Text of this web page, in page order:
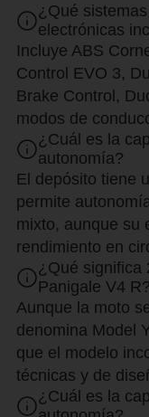
¿Qué
electrónicas
Incluye ABS
Control EVO 3,
Brake Control,
modos de
¿Cuál es la
autonomía?
El depósito tiene
permite
mixto, aunque su
rendimiento en
¿Qué significa
Panigale V4 R?
Aunque la moto
denomina Model
que el modelo
técnicas y de
¿Cuál es la